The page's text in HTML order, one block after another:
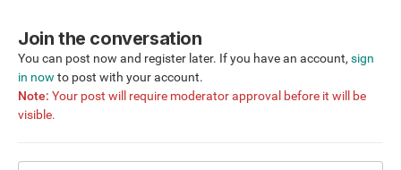
Join the conversation
You can post now and register later. If you have an account, sign
in now to post with your account.
Note: Your post will require moderator approval before it will be
visible.